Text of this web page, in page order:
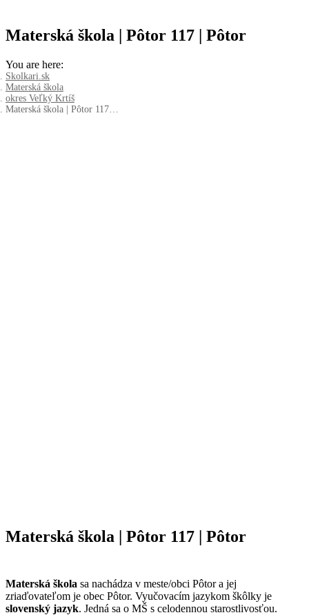
Materská škola | Pôtor 117 | Pôtor
You are here:
Skolkari.sk
Materská škola
okres Veľký Krtíš
Materská škola | Pôtor 117…
Materská škola | Pôtor 117 | Pôtor
Materská škola sa nachádza v meste/obci Pôtor a jej
zriaďovateľom je obec Pôtor. Vyučovacím jazykom škôlky je
slovenský jazyk. Jedná sa o MŠ s celodennou starostlivosťou.